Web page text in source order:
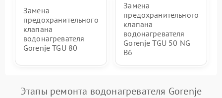
Замена
предохранительного
клапана
водонагревателя
Gorenje TGU 80
Замена
предохранительного
клапана
водонагревателя
Gorenje TGU 50 NG
B6
Этапы ремонта водонагревателя Gorenje